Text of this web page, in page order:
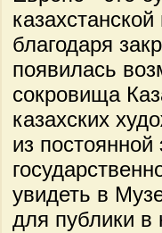
благодаря
появилась
сокровища
казахских
из
увидеть в
для публики в